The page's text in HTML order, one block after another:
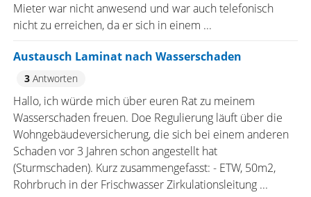
Mieter war nicht anwesend und war auch telefonisch
nicht zu erreichen, da er sich in einem ...
Austausch Laminat nach Wasserschaden
3Antworten
Hallo, ich würde mich über euren Rat zu meinem
Wasserschaden freuen. Doe Regulierung läuft über die
Wohngebäudeversicherung, die sich bei einem anderen
Schaden vor 3 Jahren schon angestellt hat
(Sturmschaden). Kurz zusammengefasst: - ETW, 50m2,
Rohrbruch in der Frischwasser Zirkulationsleitung ...